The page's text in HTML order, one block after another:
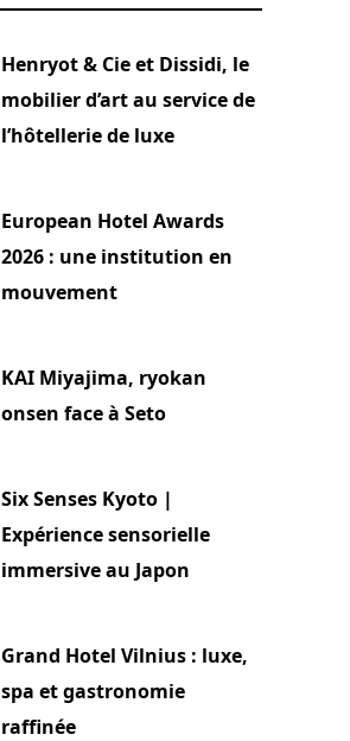
Henryot & Cie et Dissidi, le
mobilier d’art au service de
l’hôtellerie de luxe
European Hotel Awards
2026 : une institution en
mouvement
KAI Miyajima, ryokan
onsen face à Seto
Six Senses Kyoto |
Expérience sensorielle
immersive au Japon
Grand Hotel Vilnius : luxe,
spa et gastronomie
raffinée